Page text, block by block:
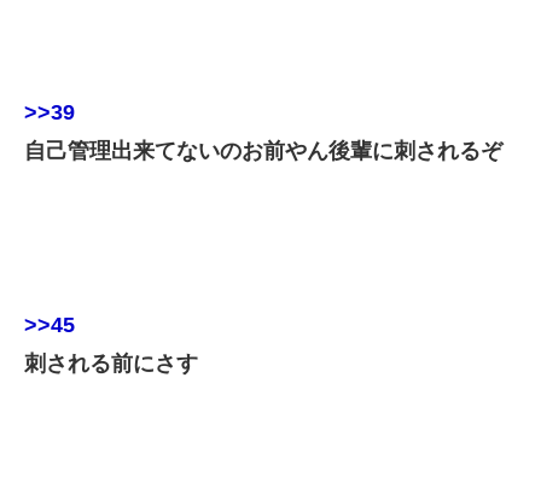
>>39
自己管理出来てないのお前やん後輩に刺されるぞ
>>45
刺される前にさす